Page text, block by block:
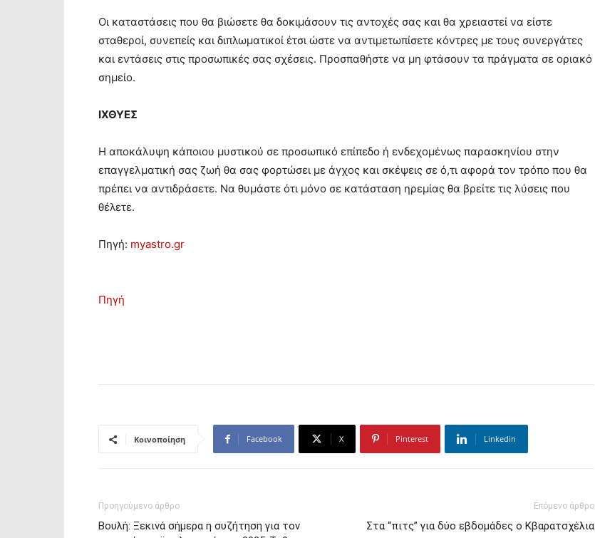
Οι καταστάσεις που θα βιώσετε θα δοκιμάσουν τις αντοχές σας και θα χρειαστεί να είστε
σταθεροί, συνεπείς και διπλωματικοί έτσι ώστε να αντιμετωπίσετε κόντρες με τους συνεργάτες
και εντάσεις στις προσωπικές σας σχέσεις. Προσπαθήστε να μη φτάσουν τα πράγματα σε οριακό
σημείο.
ΙΧΘΥΕΣ
Η αποκάλυψη κάποιου μυστικού σε προσωπικό επίπεδο ή ενδεχομένως παρασκηνίου στην
επαγγελματική σας ζωή θα σας φορτώσει με άγχος και σκέψεις σε ό,τι αφορά τον τρόπο που θα
πρέπει να αντιδράσετε. Να θυμάστε ότι μόνο σε κατάσταση ηρεμίας θα βρείτε τις λύσεις που
θέλετε.
Πηγή: myastro.gr
Πηγή
Κοινοποίηση Facebook X Pinterest Linkedin
Προηγούμενο άρθρο
Βουλή: Ξεκινά σήμερα η συζήτηση για τον
Επόμενο άρθρο
Στα “πιτς” για δύο εβδομάδες ο Κβαρατσχέλια